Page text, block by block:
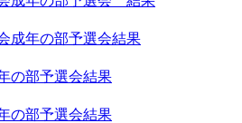
成年の部予選会結果
の部予選会結果
の部予選会結果